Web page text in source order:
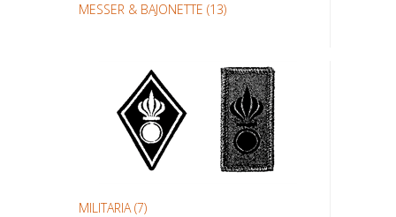
MESSER & BAJONETTE (13)
MILITARIA(7)